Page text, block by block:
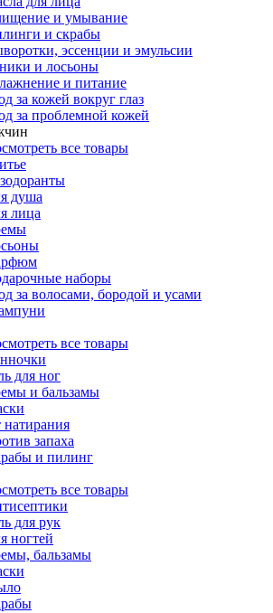
и умывание
и скрабы
эссенции и эмульсии
и лосьоны
и питание
за кожей вокруг глаз
за проблемной кожей
все товары
душа
лица
наборы
за волосами, бородой и усами
все товары
для ног
и бальзамы
запаха
и пилинг
все товары
для рук
ногтей
бальзамы